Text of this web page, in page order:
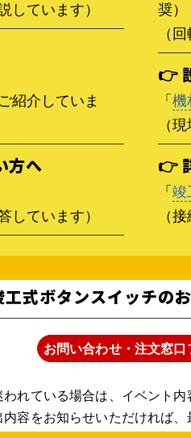
しています）
紹介していま
方へ
しています）
奨）
（
👉
「機
（
👉
「竣
（
工式ボタンスイッチの
お問い合わせ・注文窓口
れている場合は、イベント内
容をお知らせいただければ、